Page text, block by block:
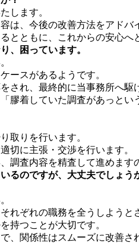
します。
は、今後の改善方法をアドバ
とともに、これからの安心へ
、困っています。
ースがあるようです。
され、最終的に当事務所へ駆
膠着していた調査があっと
取りを行います。
切に主張・交渉を行います。
調査内容を精査して進めます
るのですが、大丈夫でしょう
れぞれの職務を全うしようと
持つことが大切です。
、関係性はスムーズに改善さ